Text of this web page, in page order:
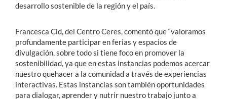
desarrollo sostenible de la región y el país.
Francesca Cid, del Centro Ceres, comentó que “valoramos
profundamente participar en ferias y espacios de
divulgación, sobre todo si tiene foco en promover la
sostenibilidad, ya que en estas instancias podemos acercar
nuestro quehacer a la comunidad a través de experiencias
interactivas. Estas instancias son también oportunidades
para dialogar, aprender y nutrir nuestro trabajo junto a